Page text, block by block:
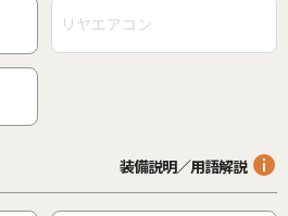
リヤエアコン
装備説明／用語解説